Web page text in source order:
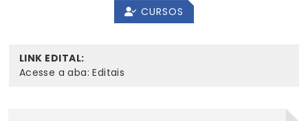
CURSOS
LINK EDITAL:
Acesse a aba: Editais